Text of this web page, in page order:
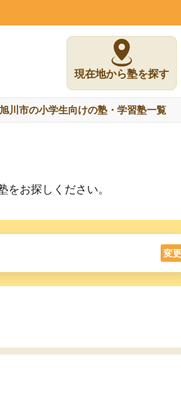
現在地から塾を探す
旭川市の小学生向けの塾・学習塾一覧
お探しください。
変更